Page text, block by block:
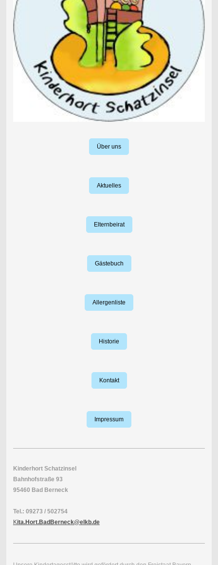
Über uns
Aktuelles
Elternbeirat
Gästebuch
Allergenliste
Historie
Kontakt
Impressum
Kinderhort Schatzinsel
Bahnhofstraße 93
95460 Bad Berneck
Tel.: 09273 / 502754
Kita.Hort.BadBerneck@elkb.de